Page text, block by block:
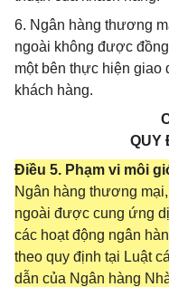
6. Ngân hàng thương
ngoài không được
một bên thực hiện
khách hàng.
QUY
Điều 5. Phạm vi môi
Ngân hàng thương
ngoài được cung ứng
các hoạt động ngân
theo quy định tại Luật
dẫn của Ngân hàng